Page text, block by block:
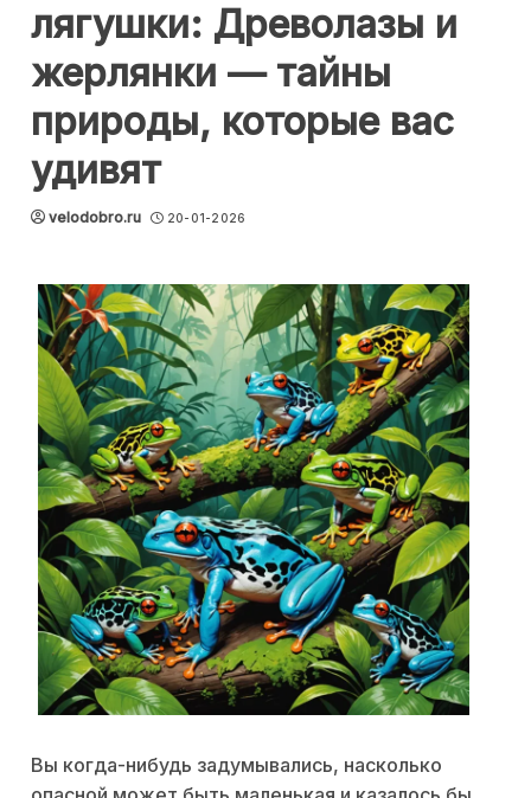
лягушки: Древолазы и
жерлянки — тайны
природы, которые вас
удивят
velodobro.ru 20-01-2026
Вы когда-нибудь задумывались, насколько